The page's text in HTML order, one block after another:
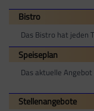
Bistro
Das Bistro hat jeden
Speiseplan
Das aktuelle
Stellenangebote